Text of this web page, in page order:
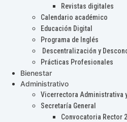
Revistas digitales
Calendario académico
Educación Digital
Programa de Inglés
Descentralización y
Prácticas Profesionales
Bienestar
Administrativo
Vicerrectora Administrativa
Secretaría General
Convocatoria Rector